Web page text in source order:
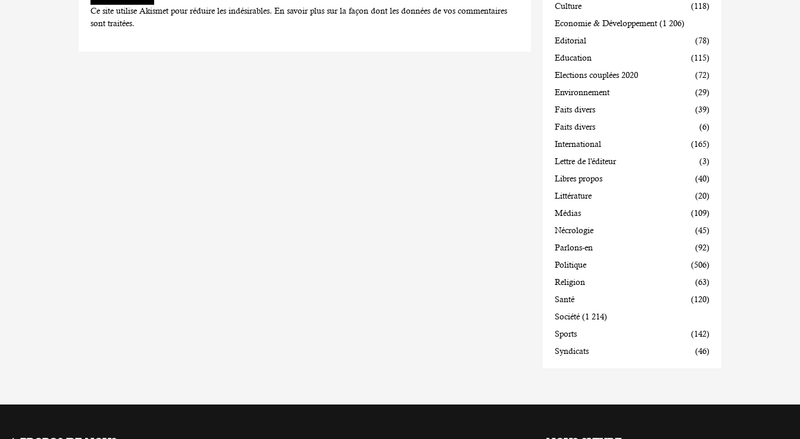
Ce site utilise Akismet pour réduire les indésirables. En savoir plus sur la façon dont les données de vos commentaires
sont traitées.
Culture
(118)
Economie & Développement (1 206)
Editorial
(78)
Education
(115)
Elections couplées 2020
(72)
Environnement
(29)
Faits divers
(39)
Faits divers
(6)
International
(165)
Lettre de l'éditeur
(3)
Libres propos
(40)
Littérature
(20)
Médias
(109)
Nécrologie
(45)
Parlons-en
(92)
Politique
(506)
Religion
(63)
Santé
(120)
Société (1 214)
Sports
(142)
Syndicats
(46)